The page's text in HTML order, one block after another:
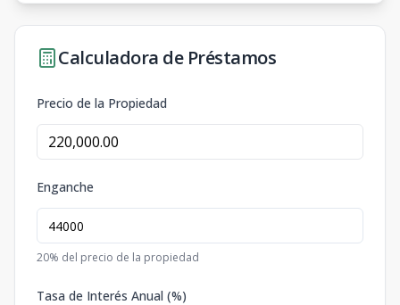
Calculadora de Préstamos
Precio de la Propiedad
Enganche
20% del precio de la propiedad
Tasa de Interés Anual (%)